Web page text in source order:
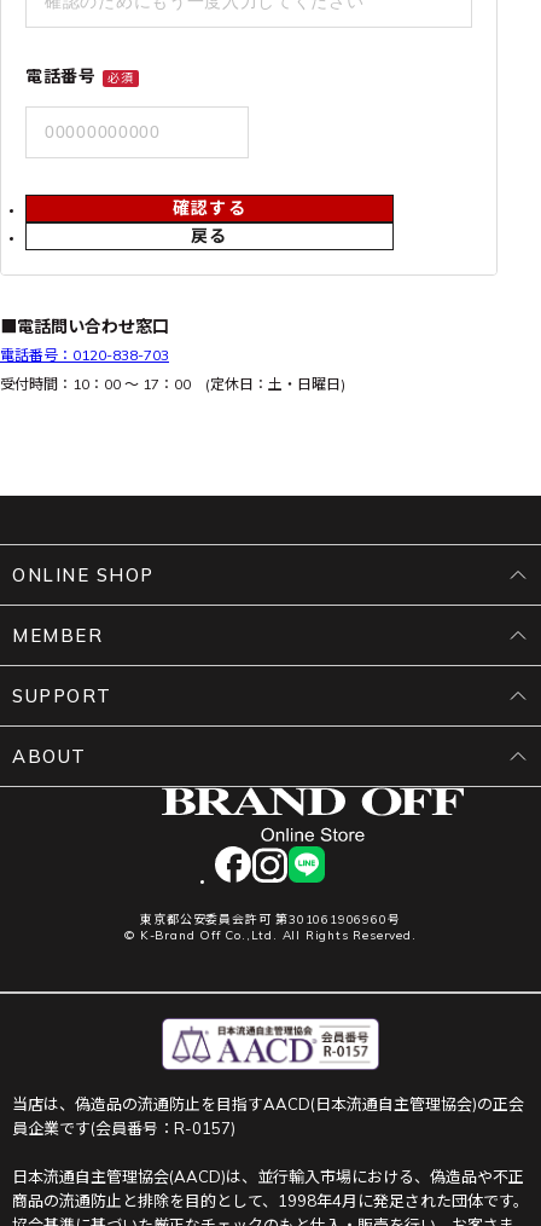
電話番号 必須
戻る
確認する
■電話問い合わせ窓口
電話番号：0120-838-703
受付時間：10：00 ～ 17：00 (定休日：土・日曜日)
facebookinstagram
LINE
東京都公安委員会許可 第301061906960号
© K-Brand Off Co.,Ltd. All Rights Reserved.
ONLINE SHOP
MEMBER
SUPPORT
ABOUT
当店は、偽造品の流通防止を目指すAACD(日本流通自主管理協会)の正会
員企業です(会員番号：R-0157)
日本流通自主管理協会(AACD)は、並行輸入市場における、偽造品や不正
商品の流通防止と排除を目的として、1998年4月に発足された団体です。